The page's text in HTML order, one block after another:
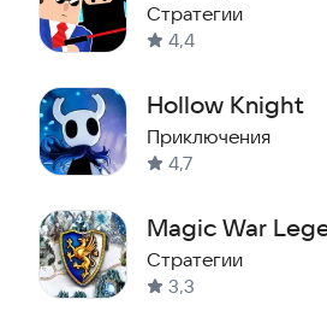
Стратегии
4,4
Hollow Knight
Приключения
4,7
Magic War
Стратегии
3,3